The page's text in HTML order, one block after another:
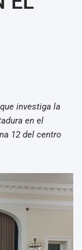
investiga la
en el
12 del centro